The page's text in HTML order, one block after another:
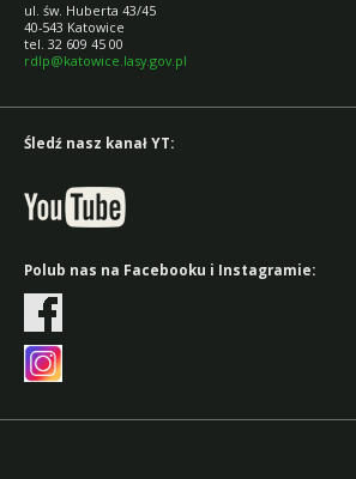
ul. św. Huberta 43/45
40-543 Katowice
tel. 32 609 45 00
rdlp@katowice.lasy.gov.pl
Śledź nasz kanał YT:
Polub nas na Facebooku i Instagramie: